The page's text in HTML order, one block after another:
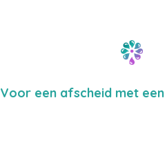
Voor een afscheid met